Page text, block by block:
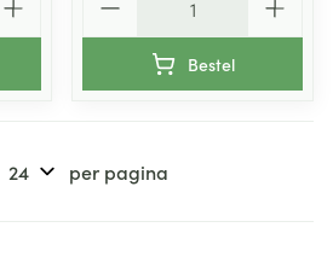
Bestel
per pagina